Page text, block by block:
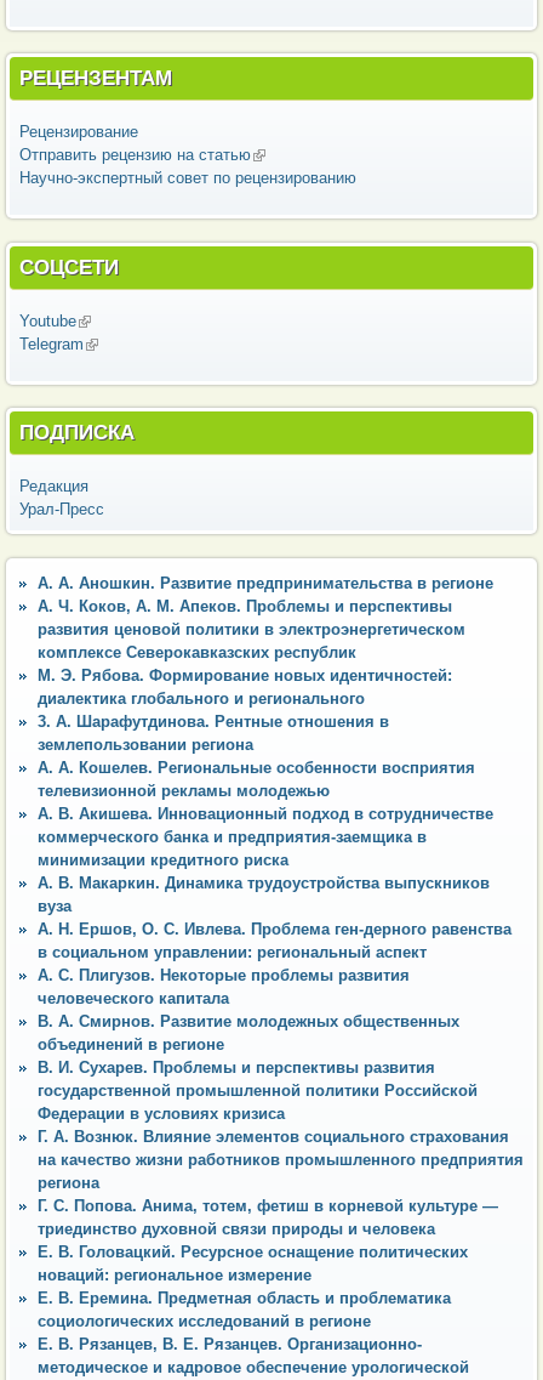
РЕЦЕНЗЕНТАМ
Рецензирование
Отправить рецензию на статью(внешняя ссылка)
Научно-экспертный совет по рецензированию
СОЦСЕТИ
Youtube(внешняя ссылка)
Telegram (внешняя ссылка)
ПОДПИСКА
Редакция
Урал-Пресс
А. А. Аношкин. Развитие предпринимательства в регионе
А. Ч. Коков, А. М. Апеков. Проблемы и перспективы
развития ценовой политики в электроэнергетическом
комплексе Северокавказских республик
М. Э. Рябова. Формирование новых идентичностей:
диалектика глобального и регионального
3. А. Шарафутдинова. Рентные отношения в
землепользовании региона
А. А. Кошелев. Региональные особенности восприятия
телевизионной рекламы молодежью
А. В. Акишева. Инновационный подход в сотрудничестве
коммерческого банка и предприятия-заемщика в
минимизации кредитного риска
А. В. Макаркин. Динамика трудоустройства выпускников
вуза
А. Н. Ершов, О. С. Ивлева. Проблема ген-дерного равенства
в социальном управлении: региональный аспект
А. С. Плигузов. Некоторые проблемы развития
человеческого капитала
В. А. Смирнов. Развитие молодежных общественных
объединений в регионе
В. И. Сухарев. Проблемы и перспективы развития
государственной промышленной политики Российской
Федерации в условиях кризиса
Г. А. Вознюк. Влияние элементов социального страхования
на качество жизни работников промышленного предприятия
региона
Г. С. Попова. Анима, тотем, фетиш в корневой культуре —
триединство духовной связи природы и человека
Е. В. Головацкий. Ресурсное оснащение политических
новаций: региональное измерение
Е. В. Еремина. Предметная область и проблематика
социологических исследований в регионе
Е. В. Рязанцев, В. Е. Рязанцев. Организационно-
методическое и кадровое обеспечение урологической